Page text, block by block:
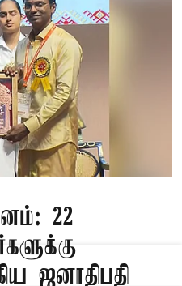
22
ஜனாதிபதி